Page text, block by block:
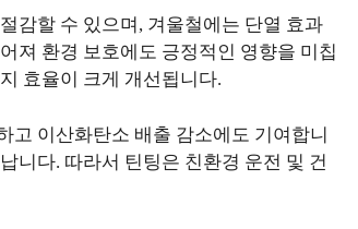
감할 수 있으며, 겨울철에는 단열 효과
져 환경 보호에도 긍정적인 영향을 미칩
효율이 크게 개선됩니다.
고 이산화탄소 배출 감소에도 기여합니
니다. 따라서 틴팅은 친환경 운전 및 건